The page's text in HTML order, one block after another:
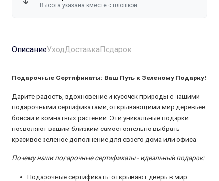
Высота указана вместе с плошкой.
ОписаниеУходДоставкаПодарок
Подарочные Сертификаты: Ваш Путь к Зеленому Подарку!
Дарите радость, вдохновение и кусочек природы с нашими
подарочными сертификатами, открывающими мир деревьев
бонсай и комнатных растений. Эти уникальные подарки
позволяют вашим близким самостоятельно выбрать
красивое зеленое дополнение для своего дома или офиса
Почему наши подарочные сертификаты - идеальный подарок:
Подарочные сертификаты открывают дверь в мир